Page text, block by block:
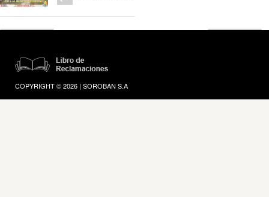
COPYRIGHT © 2026 | SOROBAN S.A